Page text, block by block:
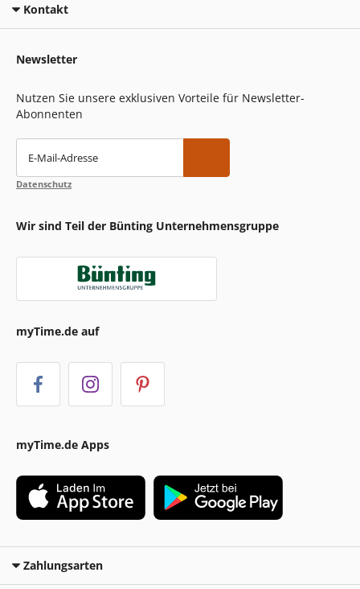
Kontakt
Newsletter
Nutzen Sie unsere exklusiven Vorteile für Newsletter-
Abonnenten
E-Mail-Adresse
Datenschutz
Wir sind Teil der Bünting Unternehmensgruppe
myTime.de auf
myTime.de Apps
Zahlungsarten